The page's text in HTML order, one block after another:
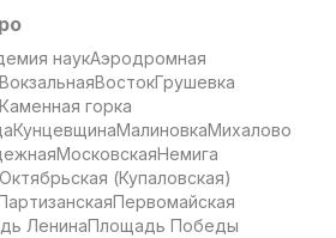
наукАэродромная
ВокзальнаяВостокГрушевка
Каменная горка
КунцевщинаМалиновкаМихалово
МосковскаяНемига
Октябрьская (Купаловская)
Первомайская
ЛенинаПлощадь Победы